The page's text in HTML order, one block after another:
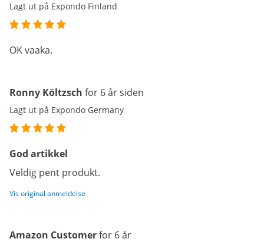
Lagt ut på Expondo Finland
OK vaaka.
Ronny Költzsch for 6 år siden
Lagt ut på Expondo Germany
God artikkel
Veldig pent produkt.
Vis original anmeldelse
Amazon Customerfor 6 år